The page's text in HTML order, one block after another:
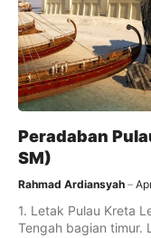
Peradaban
SM)
Rahmad Ardiansyah
1. Letak Pulau Kreta
Tengah bagian timur.